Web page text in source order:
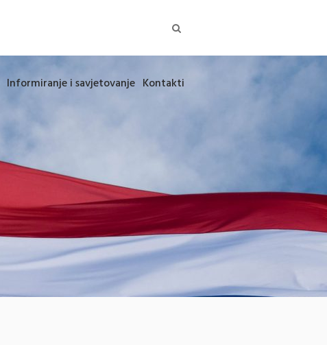
Informiranje i savjetovanje Kontakti